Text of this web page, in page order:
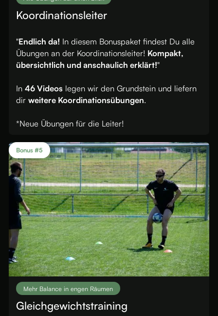
Koordinationsleiter
"Endlich da! In diesem Bonuspaket findest Du alle
Übungen an der Koordinationsleiter! Kompakt,
übersichtlich und anschaulich erklärt!"
In46 Videos legen wir den Grundstein und liefern
dirweitere Koordinationsübungen.
*Neue Übungen für die Leiter!
Bonus #5
Mehr Balance in engen Räumen
Gleichgewichtstraining